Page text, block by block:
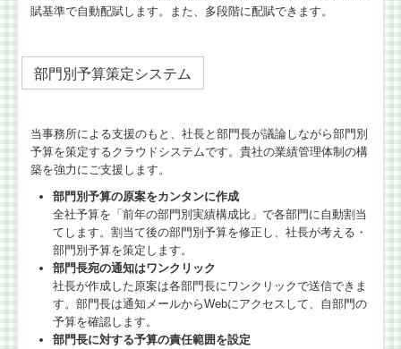
賦基準で自動配賦します。また、多段階に配賦できます。
部門別予算策定システム
当事務所による支援のもと、社長と部門長が議論しながら部門別
予算を策定するクラウドシステムです。貴社の業績管理体制の構
築を強力にご支援します。
部門別予算の原案をカンタンに作成
全社予算を「前年の部門別実績構成比」で各部門に自動割当
てします。割当て後の部門別予算を修正し、社長が考える・
部門別予算を策定します。
部門長宛の通知はワンクリック
社長が作成した原案は各部門長にワンクリックで送信できま
す。部門長は通知メールからWebにアクセスして、自部門の
予算を確認します。
部門長に対する予算の責任範囲を設定